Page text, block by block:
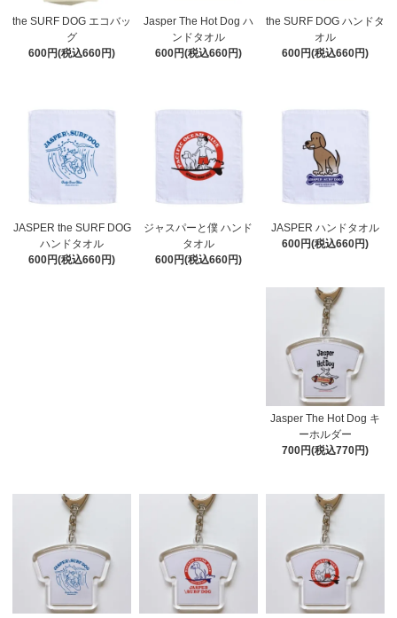
the SURF DOG エコバッ
グ
600円(税込660円)
Jasper The Hot Dog ハ
ンドタオル
600円(税込660円)
the SURF DOG ハンドタ
オル
600円(税込660円)
JASPER the SURF DOG
ハンドタオル
600円(税込660円)
ジャスパーと僕 ハンド
タオル
600円(税込660円)
JASPER ハンドタオル
600円(税込660円)
Jasper The Hot Dog キ
ーホルダー
700円(税込770円)